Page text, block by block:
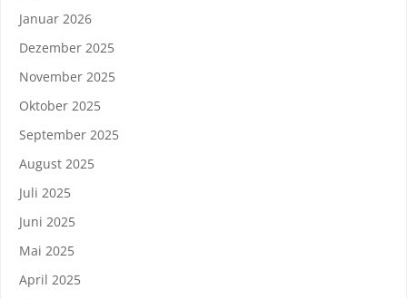
Januar 2026
Dezember 2025
November 2025
Oktober 2025
September 2025
August 2025
Juli 2025
Juni 2025
Mai 2025
April 2025